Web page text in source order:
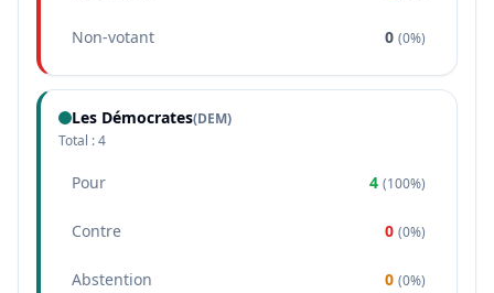
Non-votant 0 (0%)
Les Démocrates(DEM)
Total :4
Pour 4 (100%)
Contre 0 (0%)
Abstention 0 (0%)